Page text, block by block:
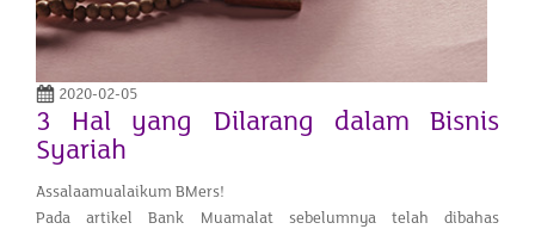
2020-02-05
3 Hal yang Dilarang dalam Bisnis
Syariah
Assalaamualaikum BMers!
Pada artikel Bank Muamalat sebelumnya telah dibahas